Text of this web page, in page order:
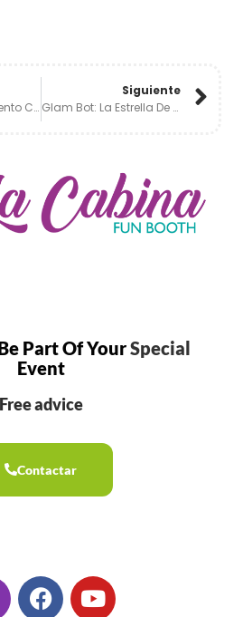
Transforma Tu Evento Con La Magia De Paparazzi Premium 🎩
Siguiente
Glam Bot: La Estrella De Los Eventos De Lujo✨🌟
Part Of YourSpecial
Event
Free advice
Contactar